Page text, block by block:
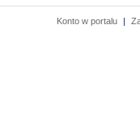
Konto w portalu |